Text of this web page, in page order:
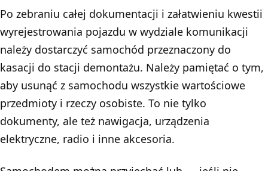
Po zebraniu całej dokumentacji i załatwieniu kwestii
wyrejestrowania pojazdu w wydziale komunikacji
należy dostarczyć samochód przeznaczony do
kasacji do stacji demontażu. Należy pamiętać o tym,
aby usunąć z samochodu wszystkie wartościowe
przedmioty i rzeczy osobiste. To nie tylko
dokumenty, ale też nawigacja, urządzenia
elektryczne, radio i inne akcesoria.